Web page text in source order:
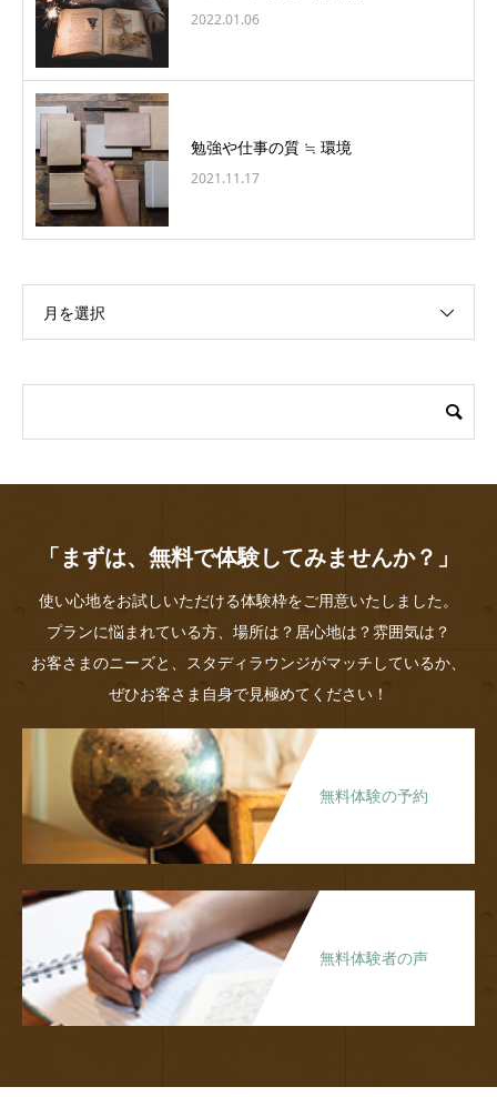
2022.01.06
勉強や仕事の質 ≒ 環境
2021.11.17
月を選択
「まずは、無料で体験してみませんか？」
使い心地をお試しいただける体験枠をご用意いたしました。
プランに悩まれている方、場所は？居心地は？雰囲気は？
お客さまのニーズと、スタディラウンジがマッチしているか、
ぜひお客さま自身で見極めてください！
無料体験の予約
無料体験者の声